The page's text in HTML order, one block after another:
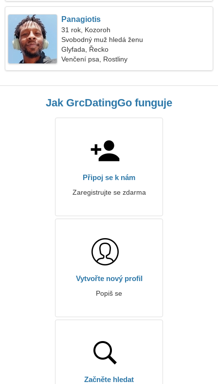
Panagiotis
31 rok, Kozoroh
Svobodný muž hledá ženu
Glyfada, Řecko
Venčení psa, Rostliny
Jak GrcDatingGo funguje
Připoj se k nám
Zaregistrujte se zdarma
Vytvořte nový profil
Popiš se
Začněte hledat